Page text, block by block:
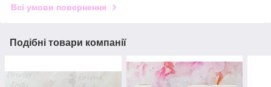
Всі умови повернення
Подібні товари компанії